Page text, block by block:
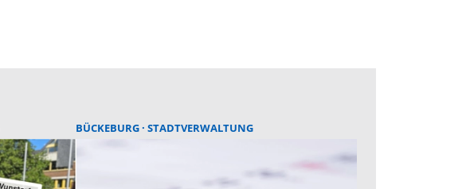
BÜCKEBURG STADTVERWALTUNG